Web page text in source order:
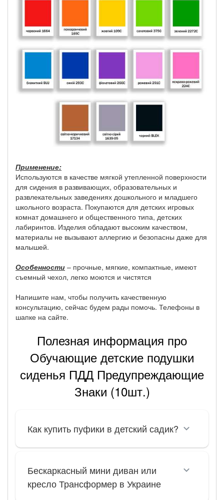
Применение:
Используются в качестве мягкой утепленной поверхности
для сидения в развивающих, образовательных и
развлекательных заведениях дошкольного и младшего
школьного возраста. Покупаются для детских игровых
комнат домашнего и общественного типа, детских
лабиринтов. Изделия обладают высоким качеством,
материалы не вызывают аллергию и безопасны даже для
малышей.
Особенности – прочные, мягкие, компактные, имеют
съемный чехол, легко моются и чистятся
Напишите нам, чтобы получить качественную
консультацию, сейчас будем рады помочь. Телефоны в
шапке на сайте.
Полезная информация про
Обучающие детские подушки
сиденья ПДД Предупреждающие
Знаки (10шт.)
Как купить пуфики в детский садик?
Бескаркасный мини диван или
кресло Трансформер в Украине